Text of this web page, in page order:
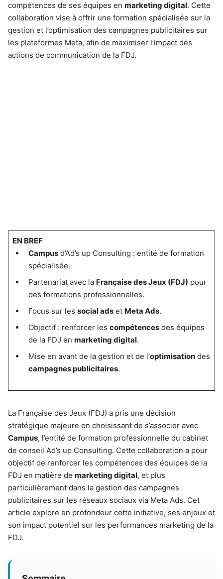
compétences de ses équipes en marketing digital. Cette
collaboration vise à offrir une formation spécialisée sur la
gestion et l’optimisation des campagnes publicitaires sur
les plateformes Meta, afin de maximiser l’impact des
actions de communication de la FDJ.
EN BREF
Campusd’Ad’s up Consulting : entité de formation
spécialisée.
Partenariat avec la Française des Jeux (FDJ) pour
des formations professionnelles.
Focus sur les social adset Meta Ads.
Objectif : renforcer les compétencesdes équipes
de la FDJ en marketing digital.
Mise en avant de la gestion et de l’optimisationdes
campagnes publicitaires.
La Française des Jeux (FDJ) a pris une décision
stratégique majeure en choisissant de s’associer avec
Campus, l’entité de formation professionnelle du cabinet
de conseil Ad’s up Consulting. Cette collaboration a pour
objectif de renforcer les compétences des équipes de la
FDJ en matière de marketing digital, et plus
particulièrement dans la gestion des campagnes
publicitaires sur les réseaux sociaux via Meta Ads. Cet
article explore en profondeur cette initiative, ses enjeux et
son impact potentiel sur les performances marketing de la
FDJ.